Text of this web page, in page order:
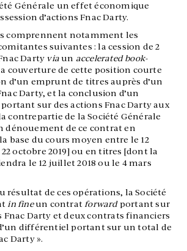
Générale un effet économique
d’actions Fnac Darty.
comprennent notamment les
suivantes : la cession de 2
Darty viaun accelerated book-
couverture de cette position courte
d’un emprunt de titres auprès d’un
Darty, et la conclusion d’un
portant sur des actions Fnac Darty aux
contrepartie de la Société Générale
dénouement de ce contrat en
base du cours moyen entre le 12
octobre 2019] ou en titres [dont la
le 12 juillet 2018 ou le 4 mars
résultat de ces opérations, la Société
in fineun contrat forwardportant sur
Fnac Darty et deux contrats financiers
différentiel portant sur un total de
Darty ».